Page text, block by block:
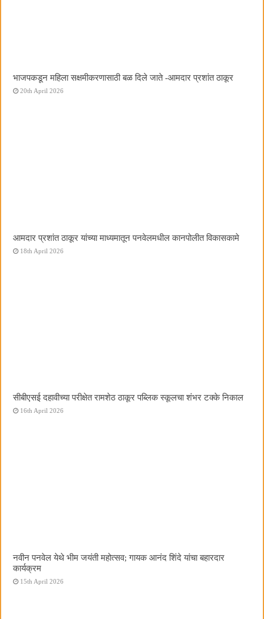
भाजपकडून महिला सक्षमीकरणासाठी बळ दिले जाते -आमदार प्रशांत ठाकूर
20th April 2026
आमदार प्रशांत ठाकूर यांच्या माध्यमातून पनवेलमधील कानपोलीत विकासकामे
18th April 2026
सीबीएसई दहावीच्या परीक्षेत रामशेठ ठाकूर पब्लिक स्कूलचा शंभर टक्के निकाल
16th April 2026
नवीन पनवेल येथे भीम जयंती महोत्सव; गायक आनंद शिंदे यांचा बहारदार
कार्यक्रम
15th April 2026